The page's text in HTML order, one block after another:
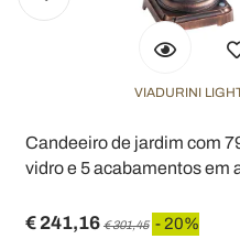
VIADURINI
Candeeiro de jardim com
vidro e 5 acabamentos em
€ 241,16 € 301,45 - 20%